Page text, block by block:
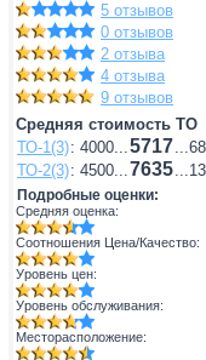
5 отзывов
0 отзывов
2 отзыва
4 отзыва
9 отзывов
Средняя стоимость ТО
ТО-1(3): 4000...5717
ТО-2(3): 4500...7635
Подробные оценки:
Средняя оценка:
Соотношения Цена/Качество:
Уровень цен:
Уровень обслуживания:
Месторасположение: